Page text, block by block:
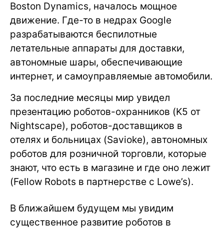
Boston Dynamics, началось мощное
движение. Где-то в недрах Google
разрабатываются беспилотные
летательные аппараты для доставки,
автономные шары, обеспечивающие
интернет, и самоуправляемые автомобили.
За последние месяцы мир увидел
презентацию роботов-охранников (K5 от
Nightscape), роботов-доставщиков в
отелях и больницах (Savioke), автономных
роботов для розничной торговли, которые
знают, что есть в магазине и где оно лежит
(Fellow Robots в партнерстве с Lowe’s).
В ближайшем будущем мы увидим
существенное развитие роботов в